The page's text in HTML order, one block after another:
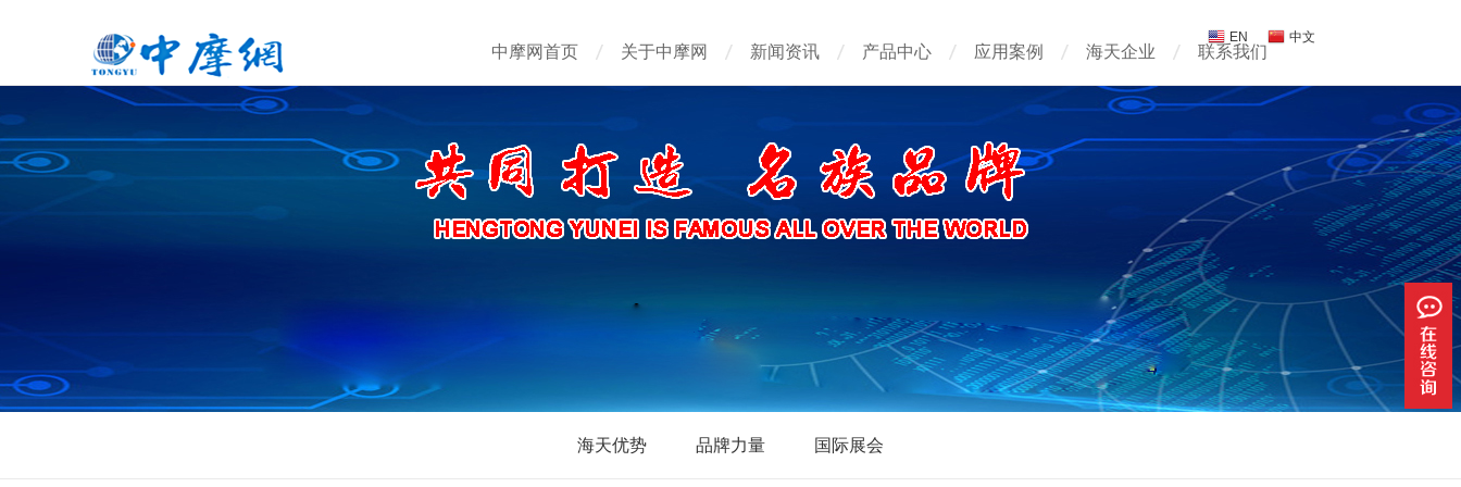
中摩网首页 关于中摩网 新闻资讯 产品中心 应用案例 海天企业 联系我们
EN 中文
海天优势 品牌力量 国际展会